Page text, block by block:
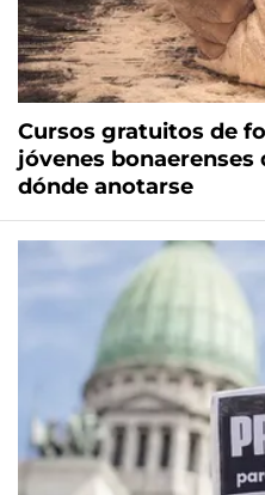
Cursos gratuitos de
jóvenes bonaerenses
dónde anotarse